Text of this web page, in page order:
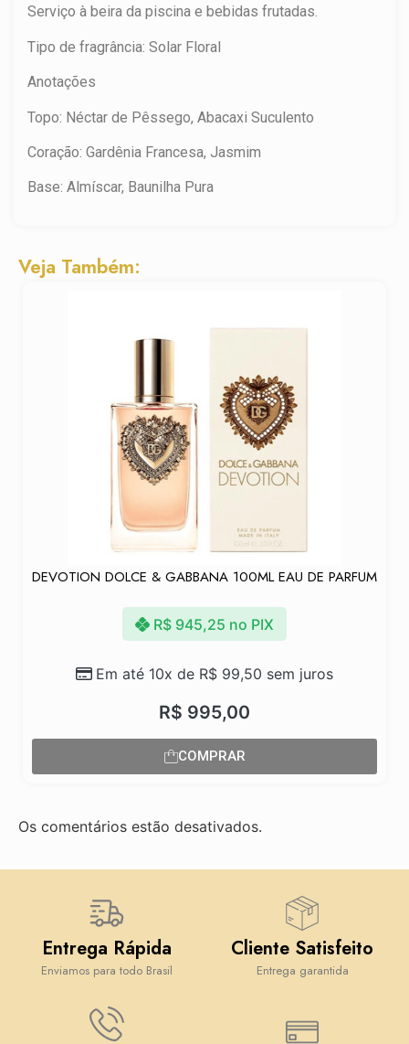
Serviço à beira da piscina e bebidas frutadas.
Tipo de fragrância: Solar Floral
Anotações
Topo: Néctar de Pêssego, Abacaxi Suculento
Coração: Gardênia Francesa, Jasmim
Base: Almíscar, Baunilha Pura
Veja Também:
DEVOTION DOLCE & GABBANA 100ML EAU DE PARFUM
R$ 995,00
Em até 10x de R$ 99,50 sem juros
R$ 945,25 no PIX
COMPRAR
Os comentários estão desativados.
Entrega Rápida
Enviamos para todo Brasil
Cliente Satisfeito
Entrega garantida